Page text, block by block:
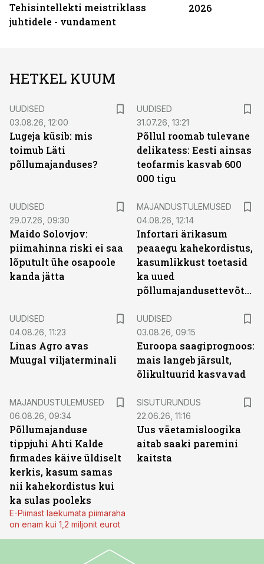
Tehisintellekti meistriklass
juhtidele - vundament
2026
HETKEL KUUM
UUDISED
03.08.26, 12:00
Lugeja küsib: mis
toimub Läti
põllumajanduses?
UUDISED
31.07.26, 13:21
Põllul roomab tulevane
delikatess: Eesti ainsas
teofarmis kasvab 600
000 tigu
UUDISED
29.07.26, 09:30
Maido Solovjov:
piimahinna riski ei saa
lõputult ühe osapoole
kanda jätta
MAJANDUSTULEMUSED
04.08.26, 12:14
Infortari ärikasum
peaaegu kahekordistus,
kasumlikkust toetasid
ka uued
põllumajandusettevõtted
UUDISED
04.08.26, 11:23
Linas Agro avas
Muugal viljaterminali
UUDISED
03.08.26, 09:15
Euroopa saagiprognoos:
mais langeb järsult,
õlikultuurid kasvavad
MAJANDUSTULEMUSED
06.08.26, 09:34
Põllumajanduse
tippjuhi Ahti Kalde
firmades käive üldiselt
kerkis, kasum samas
nii kahekordistus kui
ka sulas pooleks
E-Piimast laekumata piimaraha
on enam kui 1,2 miljonit eurot
SISUTURUNDUS
22.06.26, 11:16
Uus väetamisloogika
aitab saaki paremini
kaitsta